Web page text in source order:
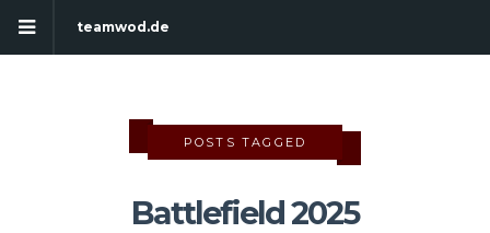
teamwod.de
POSTS TAGGED
Battlefield 2025